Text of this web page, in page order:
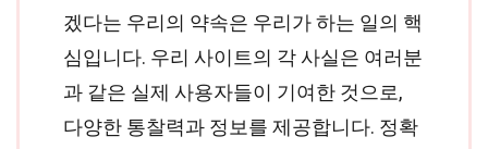
겠다는 우리의 약속은 우리가 하는 일의 핵
심입니다. 우리 사이트의 각 사실은 여러분
과 같은 실제 사용자들이 기여한 것으로,
다양한 통찰력과 정보를 제공합니다. 정확